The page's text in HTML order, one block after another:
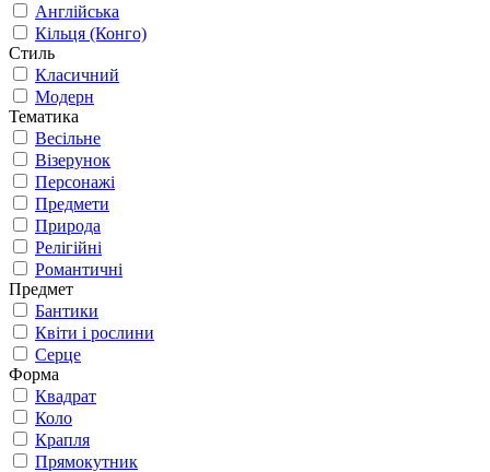
Англійська
Кільця (Конго)
Стиль
Класичний
Модерн
Тематика
Весільне
Візерунок
Персонажі
Предмети
Природа
Релігійні
Романтичні
Предмет
Бантики
Квіти і рослини
Серце
Форма
Квадрат
Коло
Крапля
Прямокутник